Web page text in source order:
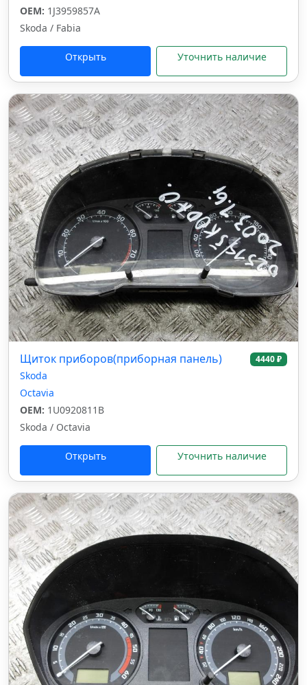
OEM: 1J3959857A
Skoda / Fabia
Открыть Уточнить наличие
Щиток приборов(приборная панель) 4440 ₽
Skoda
Octavia
OEM: 1U0920811B
Skoda / Octavia
Открыть Уточнить наличие